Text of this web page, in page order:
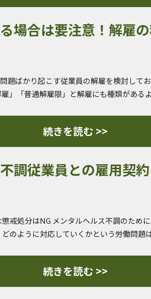
場合は要注意！解雇
題ばかり起こす従業員の解雇を検討して
」「普通解雇限」と解雇にも種類がある
続きを読む >>
調従業員との雇用契
戒処分はNG メンタルヘルス不調のため
のように対応していくかという労働問題
続きを読む >>